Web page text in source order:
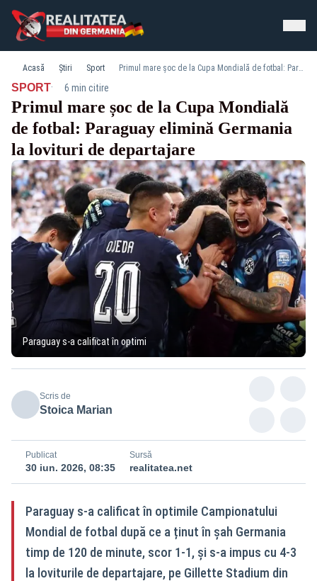
Acasă Știri Sport Primul mare șoc de la Cupa Mondială de fotbal: Paraguay elimină Germania la lovituri de departajare
SPORT· 6 min citire
Primul mare șoc de la Cupa Mondială
de fotbal: Paraguay elimină Germania
la lovituri de departajare
Paraguay s-a calificat în optimi
Scris de
Stoica Marian
Publicat
30 iun. 2026, 08:35
Sursă
realitatea.net
Paraguay s-a calificat în optimile Campionatului
Mondial de fotbal după ce a ținut în șah Germania
timp de 120 de minute, scor 1-1, și s-a impus cu 4-3
la loviturile de departajare, pe Gillette Stadium din